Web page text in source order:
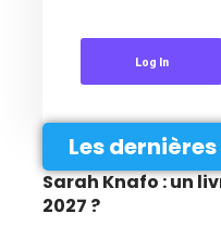
Log In
Les
Sarah Knafo : un
2027 ?